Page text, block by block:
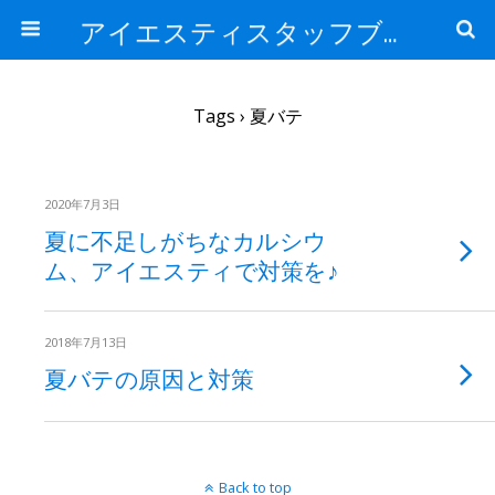
アイエスティスタッフブログ
Tags › 夏バテ
2020年7月3日
夏に不足しがちなカルシウ
ム、アイエスティで対策を♪
2018年7月13日
夏バテの原因と対策
Back to top